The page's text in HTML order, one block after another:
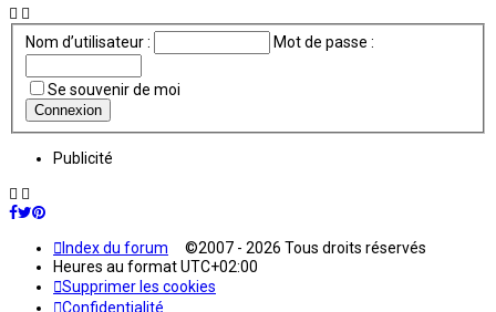
Nom d’utilisateur : Mot de passe :
Se souvenir de moi
Publicité
Index du forum ©2007 - 2026 Tous droits réservés
Heures au formatUTC+02:00
Supprimer les cookies
Confidentialité